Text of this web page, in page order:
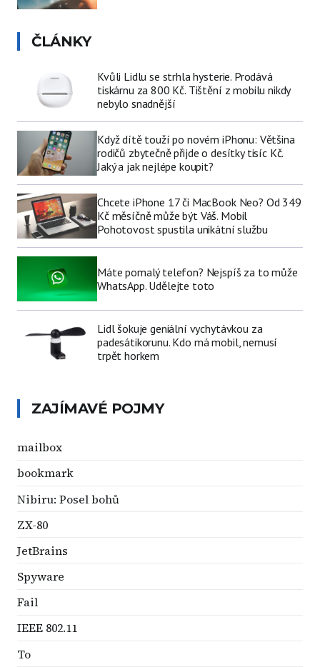
ČLÁNKY
Kvůli Lidlu se strhla hysterie. Prodává
tiskárnu za 800 Kč. Tištění z mobilu nikdy
nebylo snadnější
Když dítě touží po novém iPhonu: Většina
rodičů zbytečně přijde o desítky tisíc Kč.
Jaký a jak nejlépe koupit?
Chcete iPhone 17 či MacBook Neo? Od 349
Kč měsíčně může být Váš. Mobil
Pohotovost spustila unikátní službu
Máte pomalý telefon? Nejspíš za to může
WhatsApp. Udělejte toto
Lidl šokuje geniální vychytávkou za
padesátikorunu. Kdo má mobil, nemusí
trpět horkem
ZAJÍMAVÉ POJMY
mailbox
bookmark
Nibiru: Posel bohů
ZX-80
JetBrains
Spyware
Fail
IEEE 802.11
To